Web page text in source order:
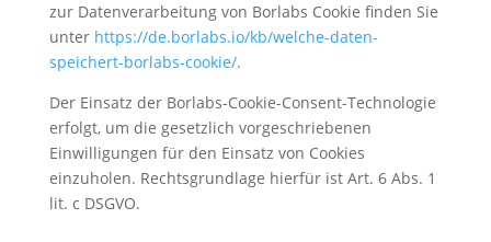
zur Datenverarbeitung von Borlabs Cookie finden Sie
unter https://de.borlabs.io/kb/welche-daten-
speichert-borlabs-cookie/.
Der Einsatz der Borlabs-Cookie-Consent-Technologie
erfolgt, um die gesetzlich vorgeschriebenen
Einwilligungen für den Einsatz von Cookies
einzuholen. Rechtsgrundlage hierfür ist Art. 6 Abs. 1
lit. c DSGVO.